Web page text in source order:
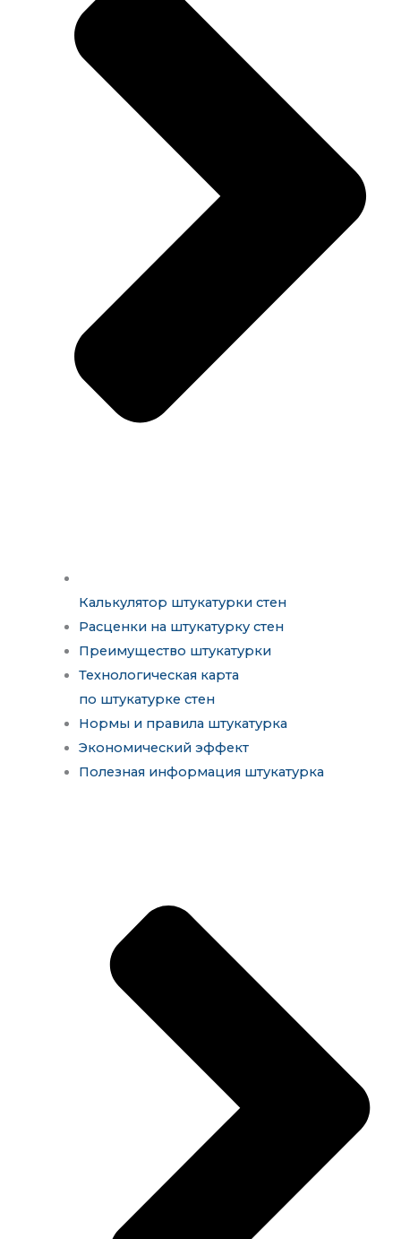
Калькулятор штукатурки стен
Расценки на штукатурку стен
Преимущество штукатурки
Технологическая карта
по штукатурке стен
Нормы и правила штукатурка
Экономический эффект
Полезная информация штукатурка